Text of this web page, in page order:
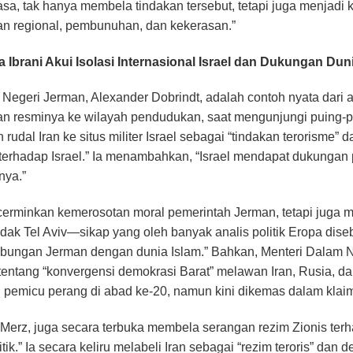
tak hanya membela tindakan tersebut, tetapi juga menjadi
regional, pembunuhan, dan kekerasan.”
Ibrani Akui Isolasi Internasional Israel dan Dukungan
Jerman, Alexander Dobrindt, adalah contoh nyata dari
resminya ke wilayah pendudukan, saat mengunjungi puing-
rudal Iran ke situs militer Israel sebagai “tindakan terorisme”
Israel.” Ia menambahkan, “Israel mendapat
kemerosotan moral pemerintah Jerman, tetapi juga
Tel Aviv—sikap yang oleh banyak analis politik Eropa
Jerman dengan dunia Islam.” Bahkan, Menteri Dalam
“konvergensi demokrasi Barat” melawan Iran, Rusia,
perang di abad ke-20, namun kini dikemas dalam
juga secara terbuka membela serangan rezim Zionis
Ia secara keliru melabeli Iran sebagai “rezim teroris” dan